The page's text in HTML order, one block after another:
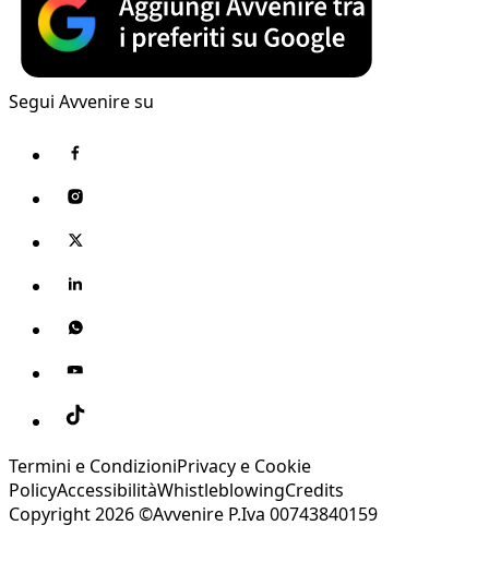
Segui Avvenire su
Termini e CondizioniPrivacy e Cookie
PolicyAccessibilitàWhistleblowingCredits
Copyright 2026 ©Avvenire P.Iva 00743840159